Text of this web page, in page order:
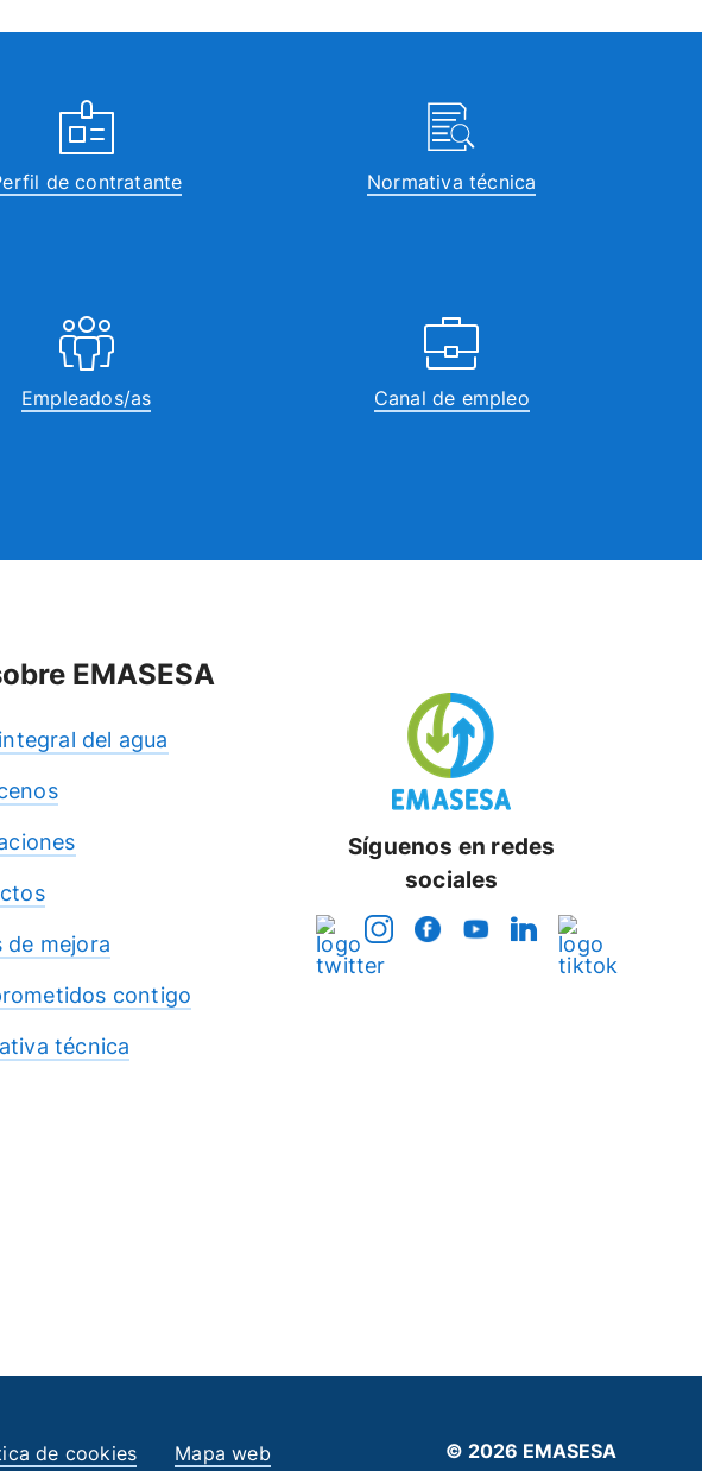
de contratante Normativa técnica
Empleados/as Canal de empleo
EMASESA
del agua
de mejora
contigo
técnica
Síguenos en redes
sociales
de cookies Mapa web © 2026 EMASESA